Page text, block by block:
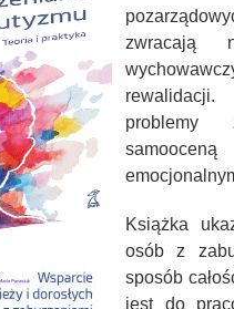
zwracają
problemy
Książka
osób z
sposób
jest do